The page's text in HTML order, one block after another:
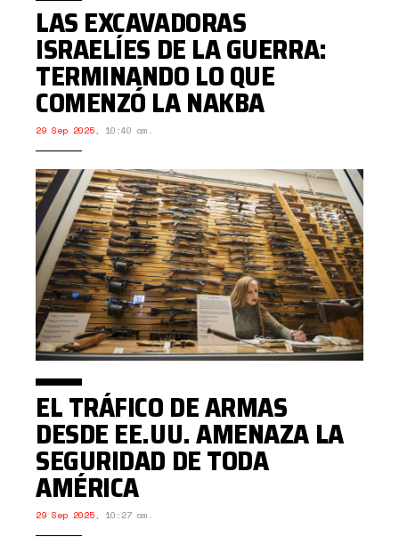
LAS EXCAVADORAS
ISRAELÍES DE LA GUERRA:
TERMINANDO LO QUE
COMENZÓ LA NAKBA
29 Sep 2025, 10:40 am.
EL TRÁFICO DE ARMAS
DESDE EE.UU. AMENAZA LA
SEGURIDAD DE TODA
AMÉRICA
29 Sep 2025, 10:27 am.